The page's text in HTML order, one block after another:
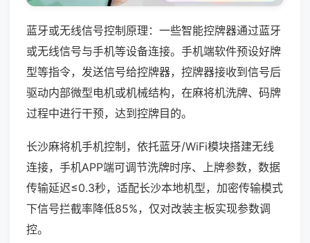
蓝牙或无线信号控制原理：一些智能控牌器通过蓝牙
或无线信号与手机等设备连接。手机端软件预设好牌
型等指令，发送信号给控牌器，控牌器接收到信号后
驱动内部微型电机或机械结构，在麻将机洗牌、码牌
过程中进行干预，达到控牌目的。
长沙麻将机手机控制，依托蓝牙/WiFi模块搭建无线
连接，手机APP端可调节洗牌时序、上牌参数，数据
传输延迟≤0.3秒，适配长沙本地机型，加密传输模式
下信号拦截率降低85%，仅对改装主板实现参数调
控。